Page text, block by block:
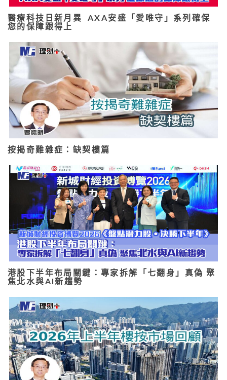
醫療科技日新月異 AXA安盛「愛唯守」系列確保
您的保障跟得上
按揭奇難雜症：缺契樓篇
港股下半年布局關鍵：專家拆解「七翻身」真偽 聚
焦北水與AI新趨勢